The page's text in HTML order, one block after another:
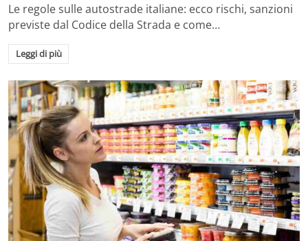
Le regole sulle autostrade italiane: ecco rischi, sanzioni
previste dal Codice della Strada e come…
Leggi di più